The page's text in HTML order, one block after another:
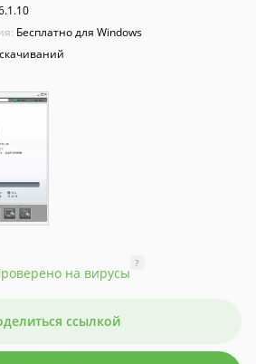
Бесплатно для Windows
на вирусы
?
ссылкой